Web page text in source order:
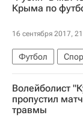
Крыма по
16 сентября 2017,
Футбол
Волейболист
пропустил
травмы